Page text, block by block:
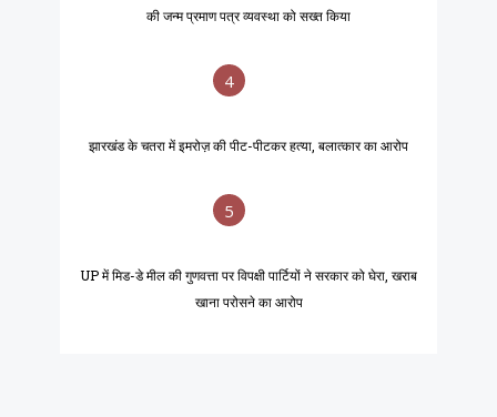
की जन्म प्रमाण पत्र व्यवस्था को सख्त किया
4
झारखंड के चतरा में इमरोज़ की पीट-पीटकर हत्या, बलात्कार का आरोप
5
UP में मिड-डे मील की गुणवत्ता पर विपक्षी पार्टियों ने सरकार को घेरा, खराब
खाना परोसने का आरोप